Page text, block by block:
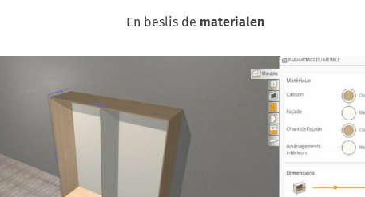
En beslis de materialen